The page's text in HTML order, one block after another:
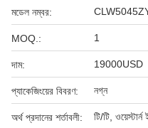
মডেল নম্বর:
MOQ.: 1
দাম: 19000USD
প্যাকেজিংয়ের বিবরণ: নগ্ন
অর্থ প্রদানের শর্তাবলী: টি/টি,